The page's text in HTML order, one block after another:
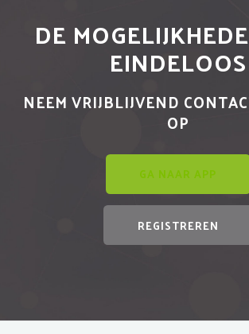
DE
EINDELOOS
NEEM VRIJBLIJVEND
OP
GA NAAR APP
REGISTREREN